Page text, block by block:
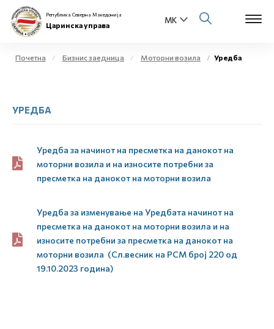
Бизнис заедница
Е-Царина
Медиа центар
Контакт
Е-Весник
Република Северна Македонија
Царинска управа
Почетна Бизнис заедница Моторни возила Уредба
УРЕДБА
Уредба за начинот на пресметка на данокот на
моторни возила и на износите потребни за
пресметка на данокот на моторни возила
Уредба за изменување на Уредбата начинот на
пресметка на данокот на моторни возила и на
износите потребни за пресметка на данокот на
моторни возила (Сл.весник на РСМ број 220 од
19.10.2023 година)